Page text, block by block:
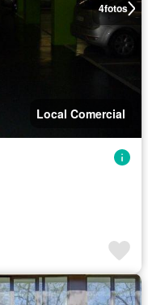
4fotos
Local Comercial